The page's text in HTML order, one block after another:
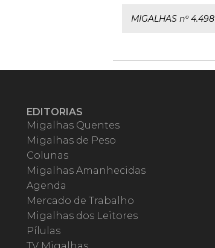
MIGALHAS nº 4.498
EDITORIAS
Migalhas Quentes
Migalhas de Peso
Colunas
Migalhas Amanhecidas
Agenda
Mercado de Trabalho
Migalhas dos Leitores
Pílulas